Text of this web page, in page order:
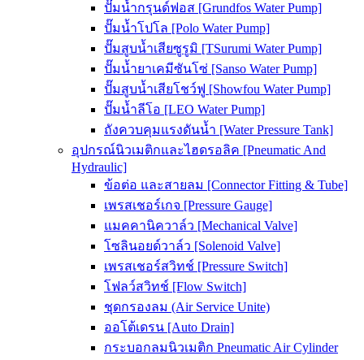
ปั๊มน้ำกรุนด์ฟอส [Grundfos Water Pump]
ปั๊มน้ำโปโล [Polo Water Pump]
ปั๊มสูบน้ำเสียซูรูมิ [TSurumi Water Pump]
ปั๊มน้ำยาเคมีซันโซ่ [Sanso Water Pump]
ปั๊มสูบน้ำเสียโชว์ฟู [Showfou Water Pump]
ปั๊มน้ำลีโอ [LEO Water Pump]
ถังควบคุมแรงดันน้ำ [Water Pressure Tank]
อุปกรณ์นิวเมติกและไฮดรอลิค [Pneumatic And
Hydraulic]
ข้อต่อ และสายลม [Connector Fitting & Tube]
เพรสเชอร์เกจ [Pressure Gauge]
แมคคานิควาล์ว [Mechanical Valve]
โซลินอยด์วาล์ว [Solenoid Valve]
เพรสเชอร์สวิทช์ [Pressure Switch]
โฟลว์สวิทช์ [Flow Switch]
ชุดกรองลม (Air Service Unite)
ออโต้เดรน [Auto Drain]
กระบอกลมนิวเมติก Pneumatic Air Cylinder